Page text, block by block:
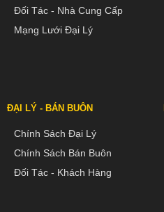
Đối Tác - Nhà Cung Cấp
Mạng Lưới Đại Lý
ĐẠI LÝ - BÁN BUÔN
Chính Sách Đại Lý
Chính Sách Bán Buôn
Đối Tác - Khách Hàng